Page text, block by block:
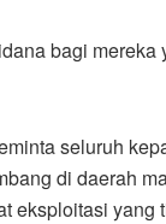
bagi
seluruh
di daerah
eksploitasi yang